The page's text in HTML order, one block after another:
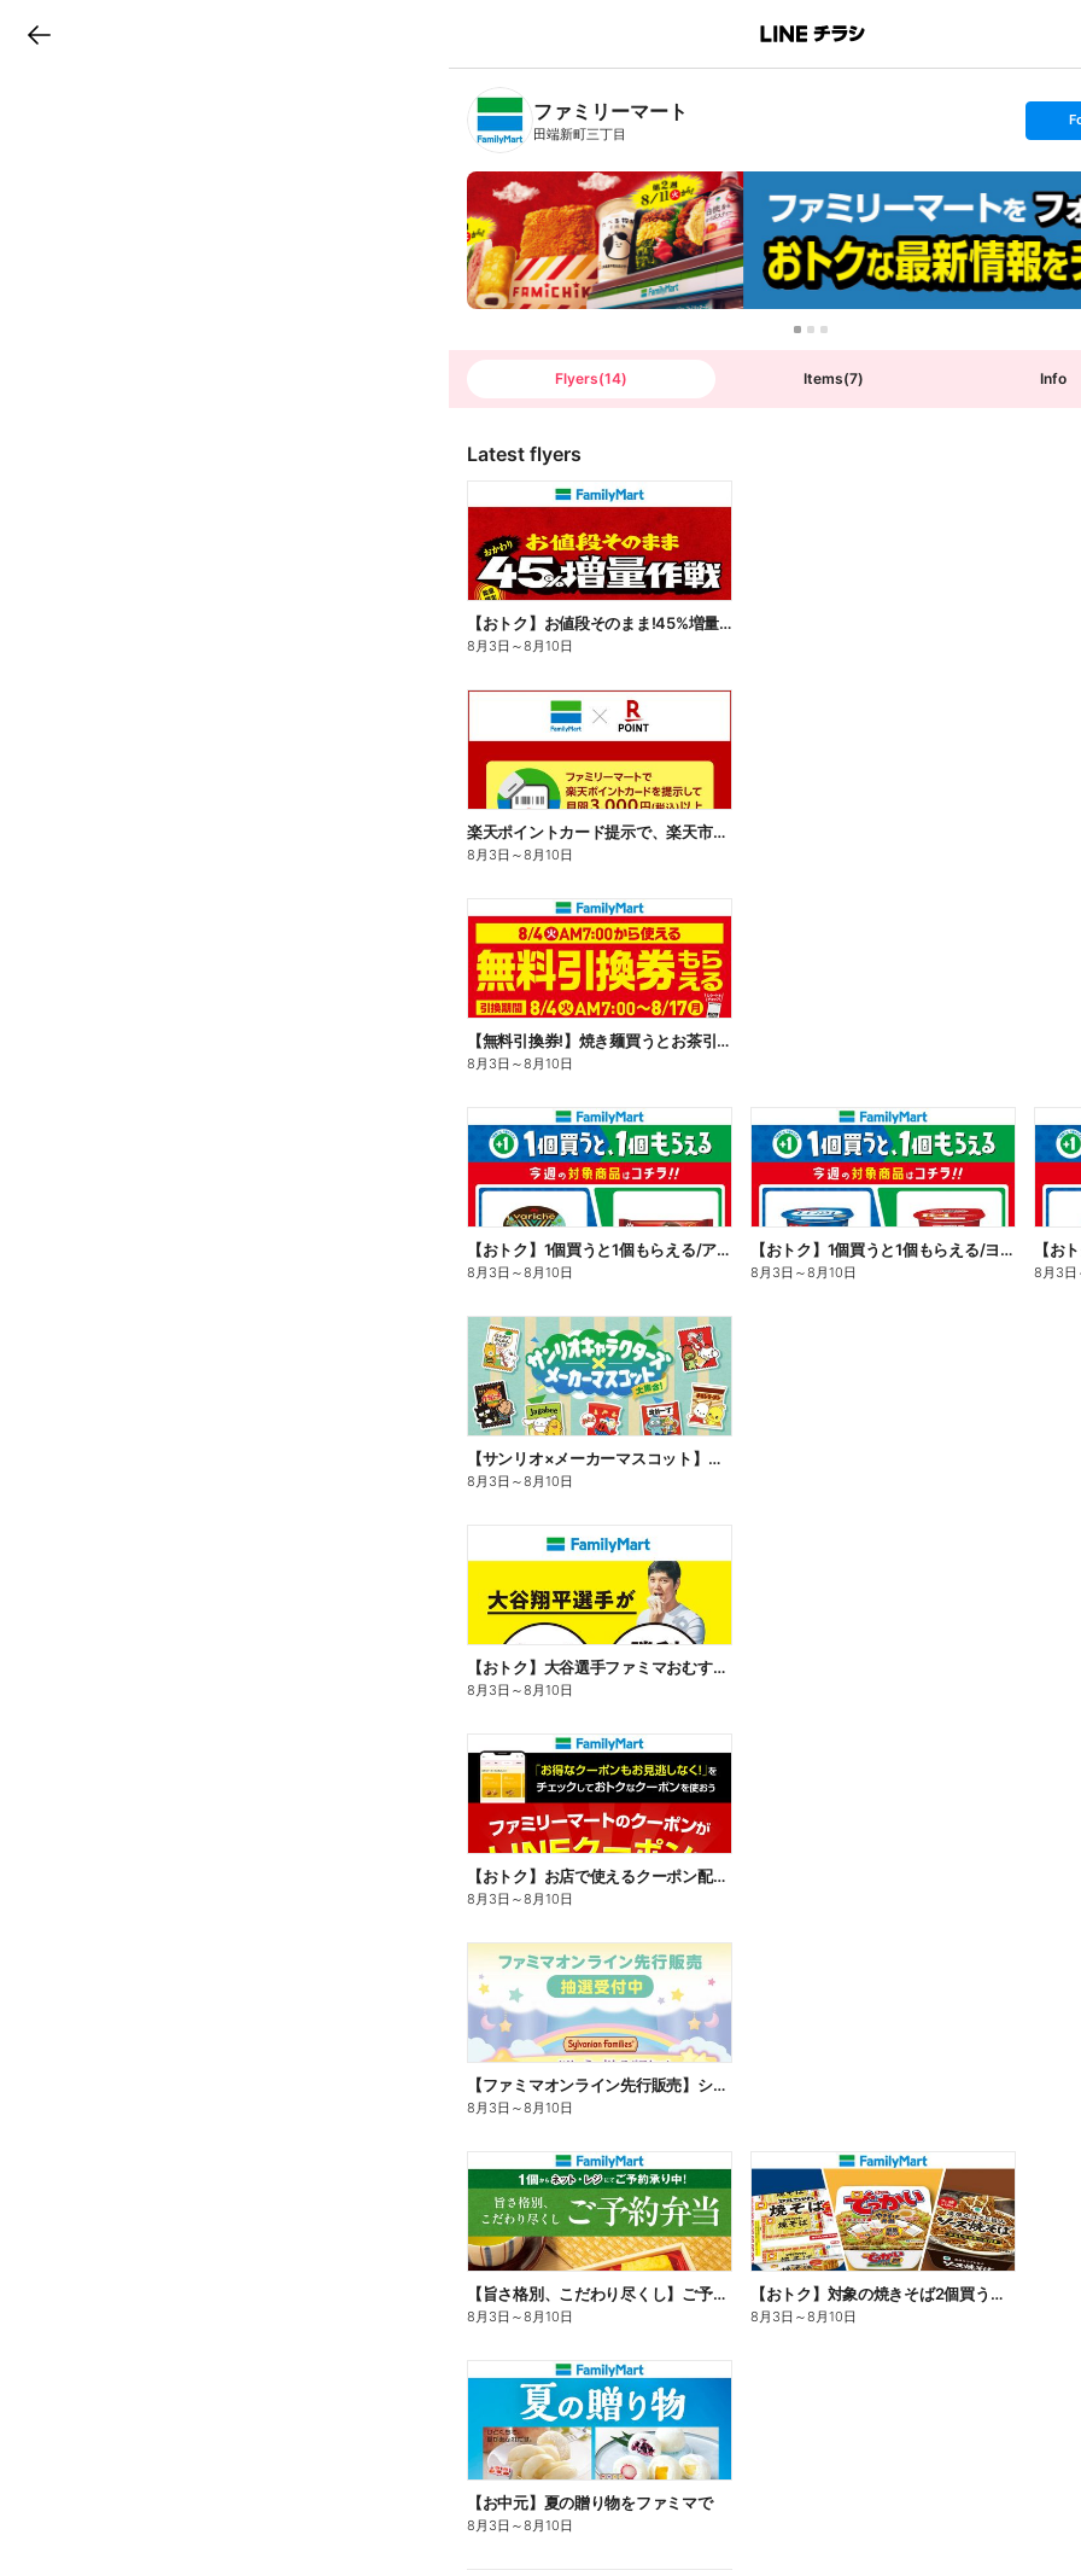
B
n
T
ファミリーマート
田端新町三丁目
s
t
o
l
o
w
Flyers(14) Items(7) Info
Latest flyers
【おトク】お値段そのまま!45%増量作戦!
8月3日 ～8月10日
楽天ポイントカード提示で、楽天市場でのお買い物がおトクに!
8月3日 ～8月10日
【無料引換券!】焼き麺買うとお茶引換券貰える!
8月3日 ～8月10日
【おトク】1個買うと1個もらえる/アイス
8月3日 ～8月10日
【おトク】1個買うと1個もらえる/ヨーグルト
8月3日 ～8月10日
【お
8月3日
【サンリオ×メーカーマスコット】オリジナルグッズ貰える!
8月3日 ～8月10日
【おトク】大谷選手ファミマおむすび割
8月3日 ～8月10日
【おトク】お店で使えるクーポン配信中
8月3日 ～8月10日
【ファミマオンライン先行販売】シルバニアファミリー
8月3日 ～8月10日
【旨さ格別、こだわり尽くし】ご予約弁当
8月3日 ～8月10日
【おトク】対象の焼きそば2個買うと100円引き!
8月3日 ～8月10日
【お中元】夏の贈り物をファミマで
8月3日 ～8月10日